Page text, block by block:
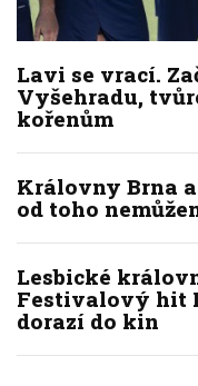
Lavi se vrací.
Vyšehradu,
kořenům
Královny Brna
od toho
Lesbické
Festivalový hit
dorazí do kin